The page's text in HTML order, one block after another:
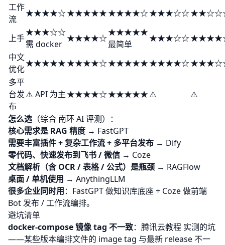
工作
流
★★★★☆★★★★★★★★★☆★★★☆☆
上手
★★★☆☆
需 docker
★★★★☆
★★★★★
最简单
★★★☆☆
中文
优化
★★★★★★★★★☆★★★★★★★★★☆
多平
台发
布
⚠️ API 为主★★★★☆★★★★★⚠️ ⚠️
怎么选 （综合 南环 AI 评测）：
核心需求是 RAG 精度 → FastGPT
需要丰富插件 + 复杂工作流 + 多平台发布 → Dify
零代码、快速发布到飞书 / 微信 → Coze
文档解析（含 OCR / 表格 / 公式）是瓶颈 → RAGFlow
桌面 / 单机使用 → AnythingLLM
很多企业同时用：FastGPT 做知识库底座 + Coze 做前端
Bot 发布 / 工作流编排。
避坑清单
docker-compose 镜像 tag 不一致： 腾讯云教程 实测的坑
——某些版本编排文件的 image tag 与最新 release 不一